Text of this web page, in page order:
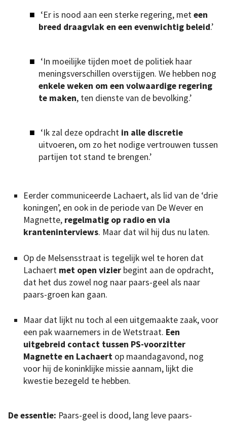
‘Er is nood aan een sterke regering, meteen
breed draagvlak en een evenwichtig beleid.’
‘In moeilijke tijden moet de politiek haar
meningsverschillen overstijgen. We hebben nog
enkele weken om een volwaardige regering
te maken, ten dienste van de bevolking.’
‘Ik zal deze opdrachtin alle discretie
uitvoeren, om zo het nodige vertrouwen tussen
partijen tot stand te brengen.’
Eerder communiceerde Lachaert, als lid van de ‘drie
koningen’, en ook in de periode van De Wever en
Magnette, regelmatig op radio en via
kranteninterviews. Maar dat wil hij dus nu laten.
Op de Melsensstraat is tegelijk wel te horen dat
Lachaert met open vizier begint aan de opdracht,
dat het dus zowel nog naar paars-geel als naar
paars-groen kan gaan.
Maar dat lijkt nu toch al een uitgemaakte zaak, voor
een pak waarnemers in de Wetstraat. Een
uitgebreid contact tussen PS-voorzitter
Magnette en Lachaert op maandagavond, nog
voor hij de koninklijke missie aannam, lijkt die
kwestie bezegeld te hebben.
De essentie: Paars-geel is dood, lang leve paars-